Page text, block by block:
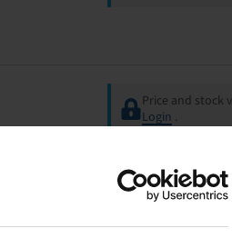
Price and stock
Login .
Price and stock